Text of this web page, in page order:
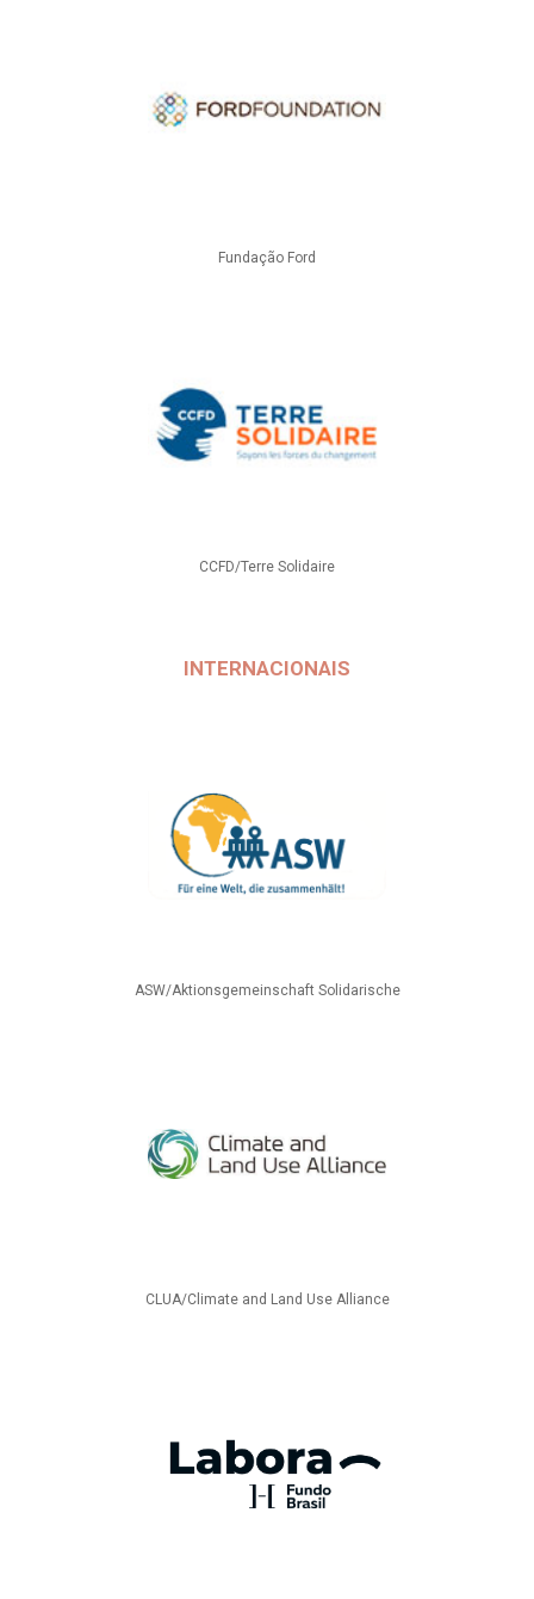
Fundação Ford
CCFD/Terre Solidaire
INTERNACIONAIS
ASW/Aktionsgemeinschaft Solidarische
CLUA/Climate and Land Use Alliance